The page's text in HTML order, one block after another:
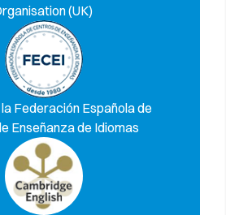
(UK)
Federación Española de
Enseñanza de Idiomas